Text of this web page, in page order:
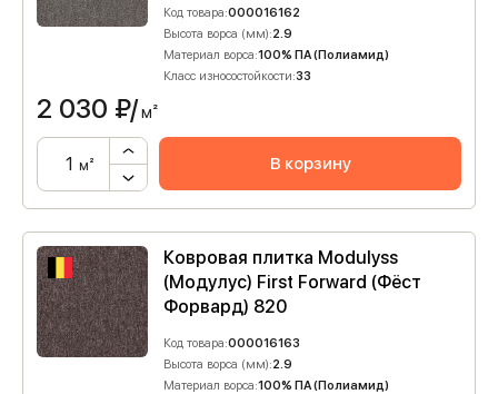
Код товара:000016162
Высота ворса (мм):2.9
Материал ворса:100% ПА (Полиамид)
Класс износостойкости:33
2 030 ₽/м²
м² В корзину
Ковровая плитка Modulyss
(Модулус) First Forward (Фёст
Форвард) 820
Код товара:000016163
Высота ворса (мм):2.9
Материал ворса:100% ПА (Полиамид)